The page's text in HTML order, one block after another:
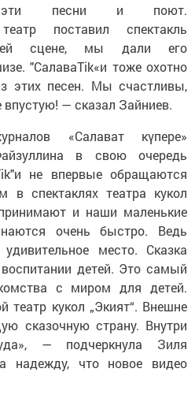
эти песни и поют.
поставил спектакль
сцене, мы дали его
"СалаваTik«и тоже охотно
этих песен. Мы счастливы,
— сказал Зайниев.
«Салават күпере»
в свою очередь
не впервые обращаются
в спектаклях театра кукол
и наши маленькие
очень быстро. Ведь
место. Сказка
детей. Это самый
с миром для детей.
театр кукол „Экият“. Внешне
сказочную страну. Внутри
— подчеркнула Зиля
надежду, что новое видео